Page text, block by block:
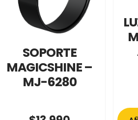
SOPORTE
MAGICSHINE –
MJ-6280